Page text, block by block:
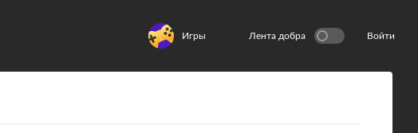
Игры Лента добра Войти